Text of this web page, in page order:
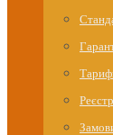
Реєстр